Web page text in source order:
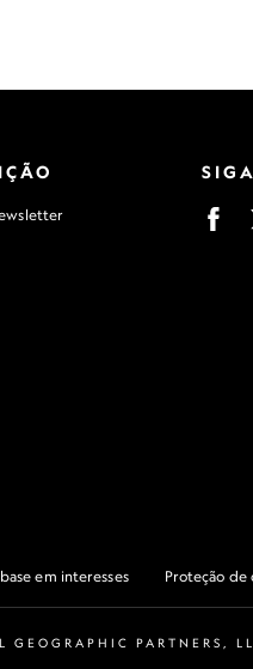
em interesses Proteção de
PARTNERS,